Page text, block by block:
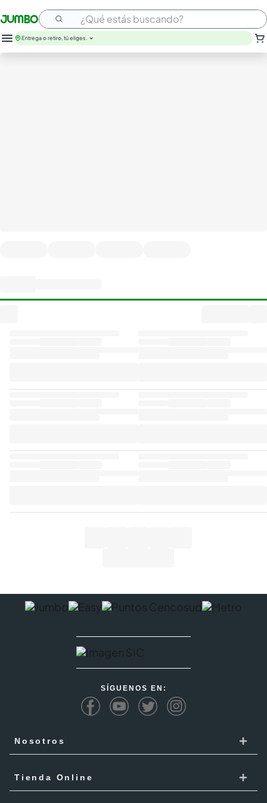
¿Qué estás buscando?
Entrega o retiro, tú eliges.
SÍGUENOS EN:
Nosotros +
Responsabilidad Social
Tienda Online +